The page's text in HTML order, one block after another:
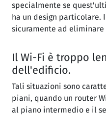
specialmente se
ha un design particolare.
sicuramente ad
Il Wi-Fi è troppo
dell'edificio.
Tali situazioni sono
piani, quando un router
al piano intermedio e il